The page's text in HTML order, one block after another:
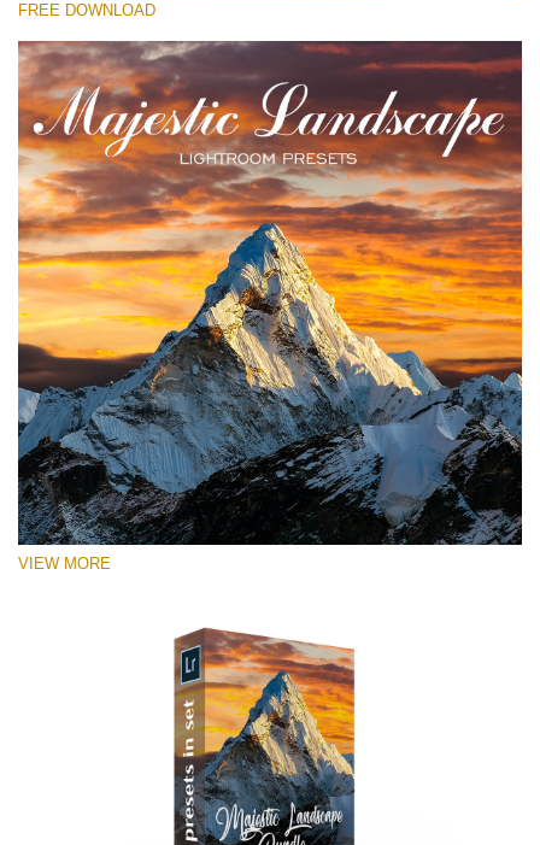
(1432 Lr Presets)
Stažení zdarma
FREE DOWNLOAD
VIEW MORE